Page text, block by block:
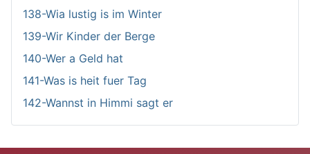
138-Wia lustig is im Winter
139-Wir Kinder der Berge
140-Wer a Geld hat
141-Was is heit fuer Tag
142-Wannst in Himmi sagt er